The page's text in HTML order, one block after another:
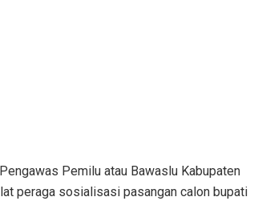
Pemilu atau Bawaslu Kabupaten
peraga sosialisasi pasangan calon bupati